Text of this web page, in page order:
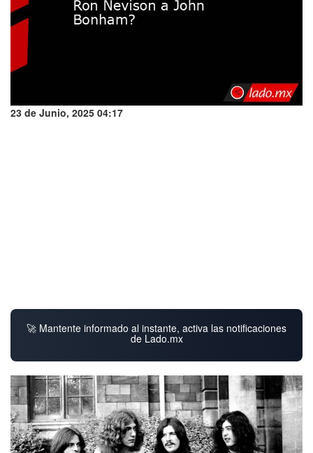
23 de Junio, 2025 04:17
🚀 Mantente informado al instante, activa las notificaciones
de Lado.mx